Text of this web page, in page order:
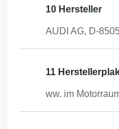
10 Hersteller
AUDI AG, D-
11
ww. im